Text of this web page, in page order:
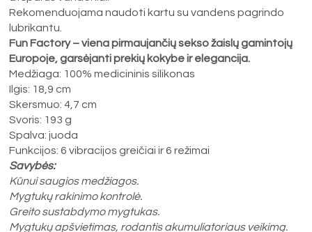
Rekomenduojama naudoti kartu su vandens pagrindo
lubrikantu.
Fun Factory – viena pirmaujančių sekso žaislų gamintojų
Europoje, garsėjanti prekių kokybe ir elegancija.
Medžiaga: 100% medicininis silikonas
Ilgis: 18,9 cm
Skersmuo: 4,7 cm
Svoris: 193 g
Spalva: juoda
Funkcijos: 6 vibracijos greičiai ir 6 režimai
Savybės:
Kūnui saugios medžiagos.
Mygtukų rakinimo kontrolė.
Greito sustabdymo mygtukas.
Mygtukų apšvietimas, rodantis akumuliatoriaus veikimą.